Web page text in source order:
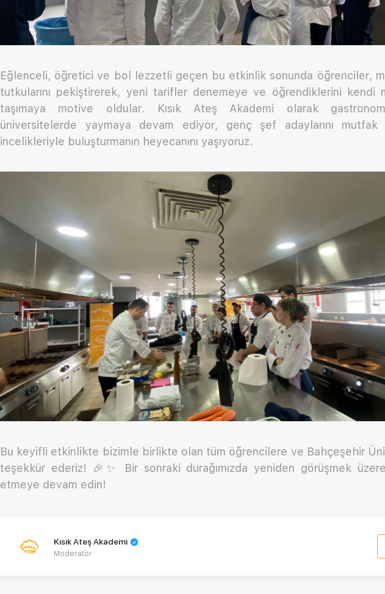
Eğlenceli, öğretici ve bol lezzetli geçen bu etkinlik sonunda öğrenciler,
tutkularını pekiştirerek, yeni tarifler denemeye ve öğrendiklerini kendi
taşımaya motive oldular. Kısık Ateş Akademi olarak
üniversitelerde yaymaya devam ediyor, genç şef adaylarını mutfak
incelikleriyle buluşturmanın heyecanını yaşıyoruz.
Bu keyifli etkinlikte bizimle birlikte olan tüm öğrencilere ve Bahçeşehir
teşekkür ederiz! 🎉✨ Bir sonraki durağımızda yeniden görüşmek
etmeye devam edin!
Kısık Ateş Akademi
Moderatör